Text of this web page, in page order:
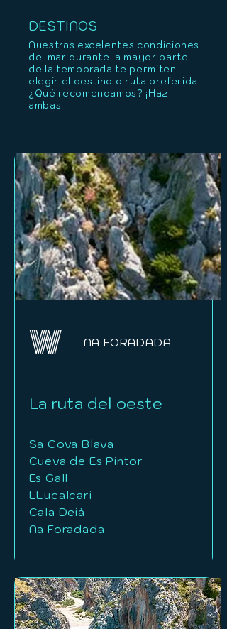
DESTINOS
Nuestras excelentes condiciones
del mar durante la mayor parte
de la temporada te permiten
elegir el destino o ruta preferida.
¿Qué recomendamos? ¡Haz
ambas!
W NA FORADADA
La ruta del oeste
Sa Cova Blava
Cueva de Es Pintor
Es Gall
LLucalcari
Cala Deià
Na Foradada